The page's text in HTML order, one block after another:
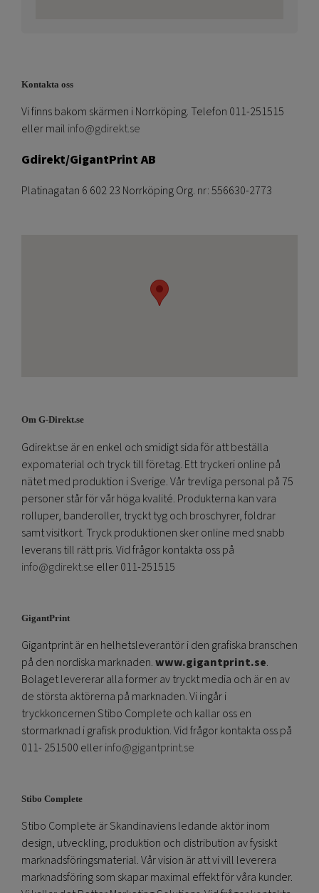
Kontakta oss
Vi finns bakom skärmen i Norrköping. Telefon 011-251515
eller mail info@gdirekt.se
Gdirekt/GigantPrint AB
Platinagatan 6 602 23 Norrköping Org. nr: 556630-2773
Om G-Direkt.se
Gdirekt.se är en enkel och smidigt sida för att beställa
expomaterial och tryck till företag. Ett tryckeri online på
nätet med produktion i Sverige. Vår trevliga personal på 75
personer står för vår höga kvalité. Produkterna kan vara
rolluper, banderoller, tryckt tyg och broschyrer, foldrar
samt visitkort. Tryck produktionen sker online med snabb
leverans till rätt pris. Vid frågor kontakta oss på
info@gdirekt.se eller 011-251515
GigantPrint
Gigantprint är en helhetsleverantör i den grafiska branschen
på den nordiska marknaden.www.gigantprint.se.
Bolaget levererar alla former av tryckt media och är en av
de största aktörerna på marknaden. Vi ingår i
tryckkoncernen Stibo Complete och kallar oss en
stormarknad i grafisk produktion. Vid frågor kontakta oss på
011- 251500 ellerinfo@gigantprint.se
Stibo Complete
Stibo Complete är Skandinaviens ledande aktör inom
design, utveckling, produktion och distribution av fysiskt
marknadsföringsmaterial. Vår vision är att vi vill leverera
marknadsföring som skapar maximal effekt för våra kunder.